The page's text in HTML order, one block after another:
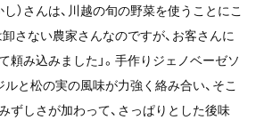
）さんは、川越の旬の野菜を使うことにこ
卸さない農家さんなのですが、お客さんに
頼み込みました」。手作りジェノベーゼソ
ルと松の実の風味が力強く絡み合い、そこ
ずしさが加わって、さっぱりとした後味